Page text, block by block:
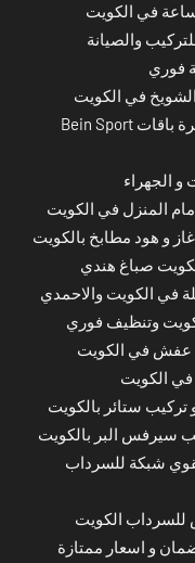
والصيانة
فوري
في الكويت
اشتراك بي ان سبورت المنطقة العاشرة باقات Bein Sport
و الجهراء
المنزل في الكويت
و هود مطابخ بالكويت
صباغ هندي
في الكويت والاحمدي
وتنظيف فوري
عفش في الكويت
الكويت
ستائر بالكويت
سيرفس البر بالكويت
شبكة للسرداب
الكويت
و اسعار ممتازة